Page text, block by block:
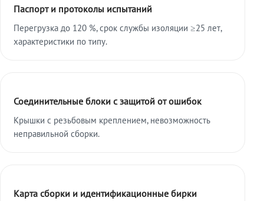
Паспорт и протоколы испытаний
Перегрузка до 120 %, срок службы изоляции ≥25 лет,
характеристики по типу.
Соединительные блоки с защитой от ошибок
Крышки с резьбовым креплением, невозможность
неправильной сборки.
Карта сборки и идентификационные бирки